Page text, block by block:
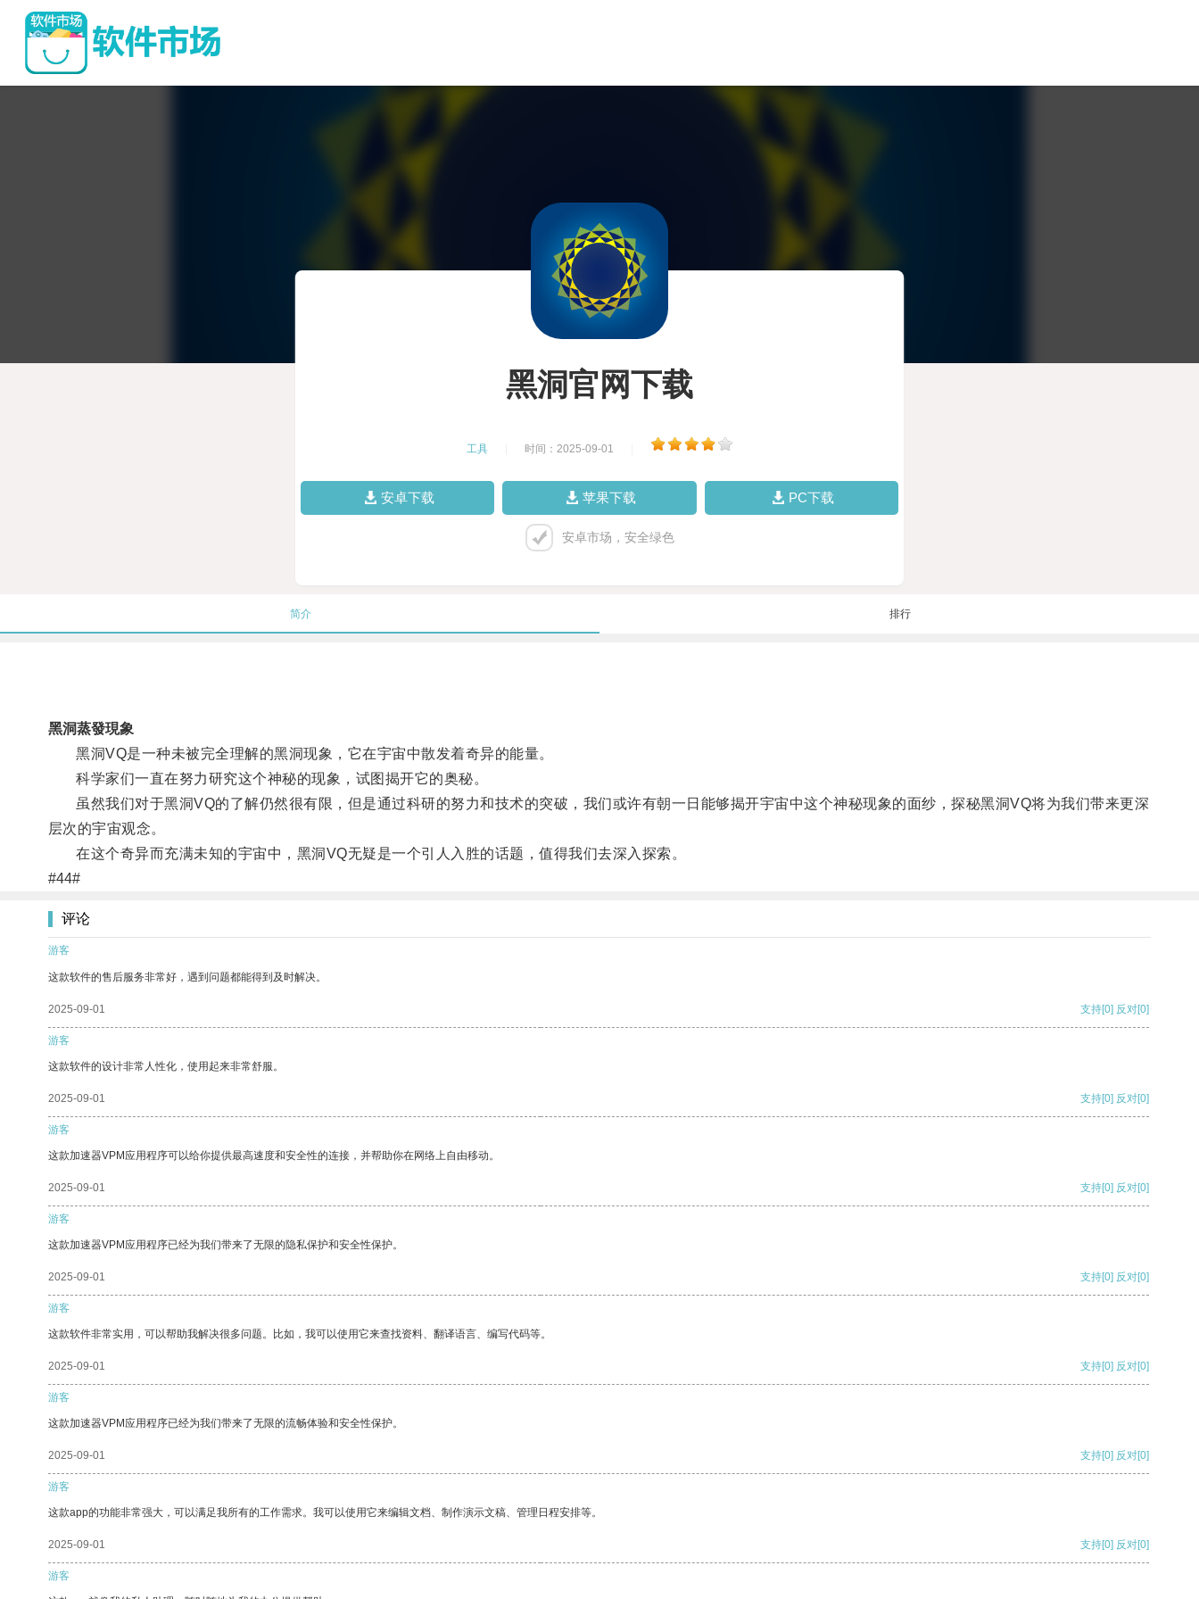
黑洞官网下载
工具 时间：2025-09-01
安卓下载 苹果下载 PC下载
安卓市场，安全绿色
简介 排行
黑洞蒸發現象
黑洞VQ是一种未被完全理解的黑洞现象，它在宇宙中散发着奇异的能量。
科学家们一直在努力研究这个神秘的现象，试图揭开它的奥秘。
虽然我们对于黑洞VQ的了解仍然很有限，但是通过科研的努力和技术的突破，我们或许有朝一日能够揭开宇宙中这个神秘现象的面纱，探秘黑洞VQ将为我们带来更深
层次的宇宙观念。
在这个奇异而充满未知的宇宙中，黑洞VQ无疑是一个引人入胜的话题，值得我们去深入探索。
#44#
评论
游客
这款软件的售后服务非常好，遇到问题都能得到及时解决。
2025-09-01 支持[0] 反对[0]
游客
这款软件的设计非常人性化，使用起来非常舒服。
2025-09-01 支持[0] 反对[0]
游客
这款加速器VPM应用程序可以给你提供最高速度和安全性的连接，并帮助你在网络上自由移动。
2025-09-01 支持[0] 反对[0]
游客
这款加速器VPM应用程序已经为我们带来了无限的隐私保护和安全性保护。
2025-09-01 支持[0] 反对[0]
游客
这款软件非常实用，可以帮助我解决很多问题。比如，我可以使用它来查找资料、翻译语言、编写代码等。
2025-09-01 支持[0] 反对[0]
游客
这款加速器VPM应用程序已经为我们带来了无限的流畅体验和安全性保护。
2025-09-01 支持[0] 反对[0]
游客
这款app的功能非常强大，可以满足我所有的工作需求。我可以使用它来编辑文档、制作演示文稿、管理日程安排等。
2025-09-01 支持[0] 反对[0]
游客